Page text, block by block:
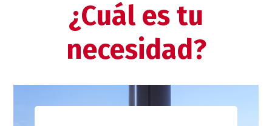
¿Cuál es tu
necesidad?